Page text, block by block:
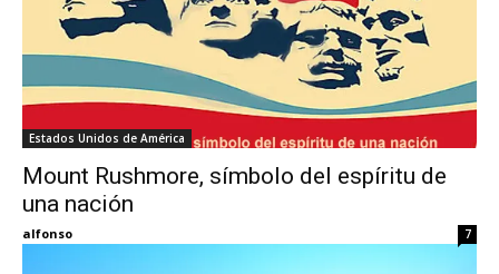
Estados Unidos de América
Mount Rushmore, símbolo del espíritu de
una nación
alfonso 7